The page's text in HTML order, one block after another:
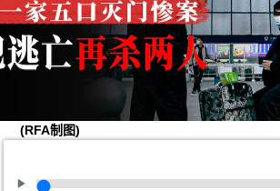
(RFA制图)